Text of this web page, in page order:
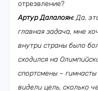
отрезвление?
Артур Далалоян:Да,
главная задача, мне
внутри страны было
сходился на
спортсмены –
видели цель, сколько